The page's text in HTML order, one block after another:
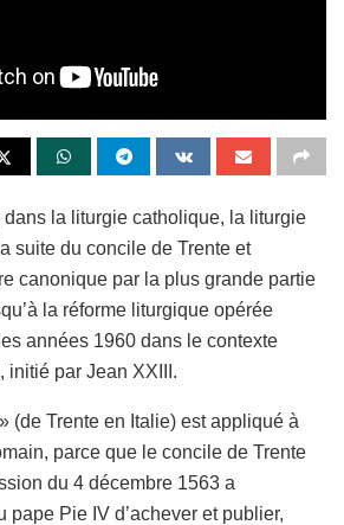
dans la liturgie catholique, la liturgie
suite du concile de Trente et
canonique par la plus grande partie
la réforme liturgique opérée
années 1960 dans le contexte
initié par Jean XXIII.
(de Trente en Italie) est appliqué à
parce que le concile de Trente
du 4 décembre 1563 a
pape Pie IV d’achever et publier,